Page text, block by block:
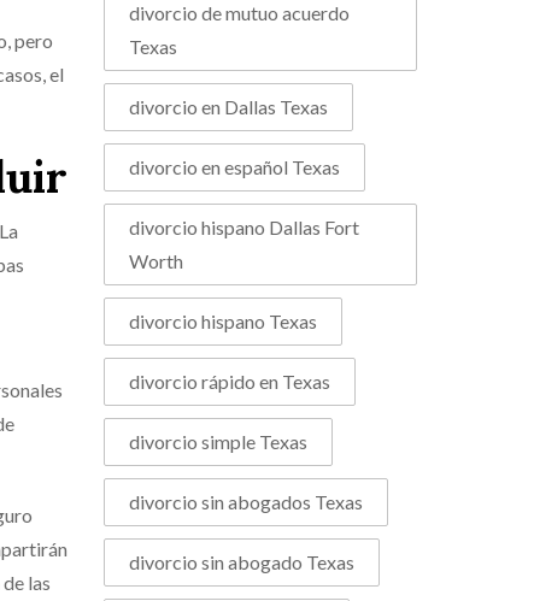
pero
el
las
divorcio de mutuo acuerdo
Texas
divorcio en Dallas Texas
divorcio en español Texas
divorcio hispano Dallas Fort
Worth
divorcio hispano Texas
divorcio rápido en Texas
divorcio simple Texas
divorcio sin abogados Texas
divorcio sin abogado Texas